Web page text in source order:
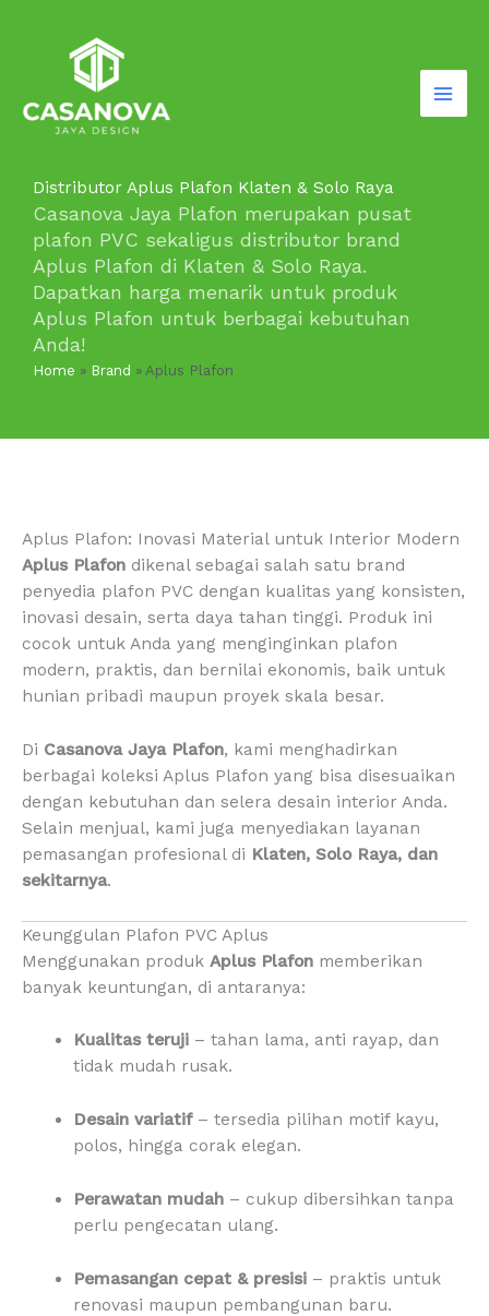
Distributor Aplus Plafon Klaten & Solo Raya
Casanova Jaya Plafon merupakan pusat
plafon PVC sekaligus distributor brand
Aplus Plafon di Klaten & Solo Raya.
Dapatkan harga menarik untuk produk
Aplus Plafon untuk berbagai kebutuhan
Anda!
Home » Brand » Aplus Plafon
Aplus Plafon: Inovasi Material untuk Interior Modern
Aplus Plafon dikenal sebagai salah satu brand
penyedia plafon PVC dengan kualitas yang konsisten,
inovasi desain, serta daya tahan tinggi. Produk ini
cocok untuk Anda yang menginginkan plafon
modern, praktis, dan bernilai ekonomis, baik untuk
hunian pribadi maupun proyek skala besar.
Di Casanova Jaya Plafon, kami menghadirkan
berbagai koleksi Aplus Plafon yang bisa disesuaikan
dengan kebutuhan dan selera desain interior Anda.
Selain menjual, kami juga menyediakan layanan
pemasangan profesional di Klaten, Solo Raya, dan
sekitarnya.
Keunggulan Plafon PVC Aplus
Menggunakan produk Aplus Plafon memberikan
banyak keuntungan, di antaranya:
Kualitas teruji– tahan lama, anti rayap, dan
tidak mudah rusak.
Desain variatif– tersedia pilihan motif kayu,
polos, hingga corak elegan.
Perawatan mudah– cukup dibersihkan tanpa
perlu pengecatan ulang.
Pemasangan cepat & presisi– praktis untuk
renovasi maupun pembangunan baru.